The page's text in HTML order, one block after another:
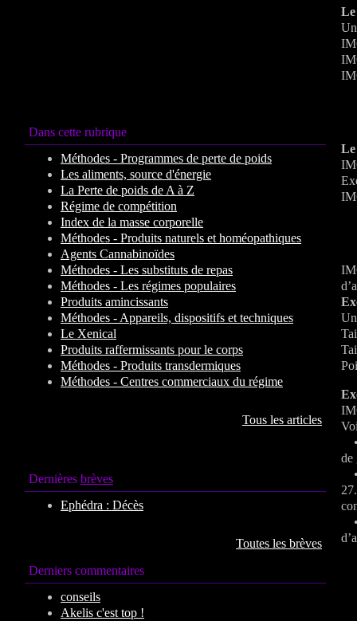
Dans cette rubrique
Méthodes - Programmes de perte de poids
Les aliments, source d'énergie
La Perte de poids de A à Z
Régime de compétition
Index de la masse corporelle
Méthodes - Produits naturels et homéopathiques
Agents Cannabinoïdes
Méthodes - Les substituts de repas
Méthodes - Les régimes populaires
Produits amincissants
Méthodes - Appareils, dispositifs et techniques
Le Xenical
Produits raffermissants pour le corps
Méthodes - Produits transdermiques
Méthodes - Centres commerciaux du régime
Tous les articles
Dernières brèves
Ephédra : Décès
Toutes les brèves
Derniers commentaires
conseils
Akelis c'est top !
Le
Le
•
de
•
•